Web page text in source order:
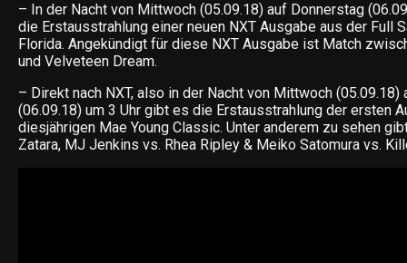
– In der Nacht von Mittwoch (05.09.18) auf Donnerstag
die Erstausstrahlung einer neuen NXT Ausgabe aus der Full
Florida. Angekündigt für diese NXT Ausgabe ist Match
und Velveteen Dream.
– Direkt nach NXT, also in der Nacht von Mittwoch (05.09.18)
(06.09.18) um 3 Uhr gibt es die Erstausstrahlung der ersten
diesjährigen Mae Young Classic. Unter anderem zu sehen
Zatara, MJ Jenkins vs. Rhea Ripley & Meiko Satomura vs.